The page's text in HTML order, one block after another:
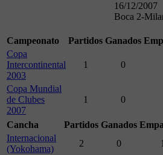
16/12/2007
Boca 2-
Campeonato Partidos Ganados
Copa
Intercontinental
2003
1 0
Copa Mundial
de Clubes
2007
1 0
Cancha Partidos Ganados
Internacional
(Yokohama)
2 0 1